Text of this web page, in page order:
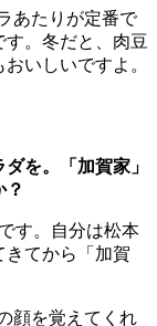
あたりが定番で
。冬だと、肉豆
いしいですよ。
を。「加賀家」
？
す。自分は松本
きてから「加賀
顔を覚えてくれ